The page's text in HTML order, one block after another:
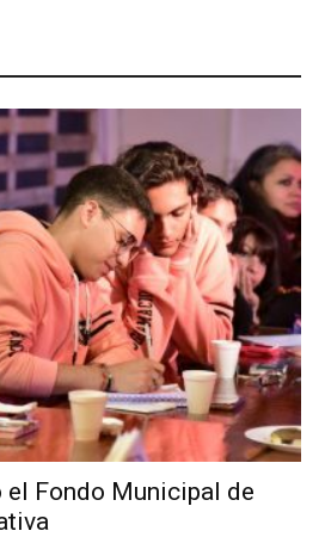
Fondo Municipal de